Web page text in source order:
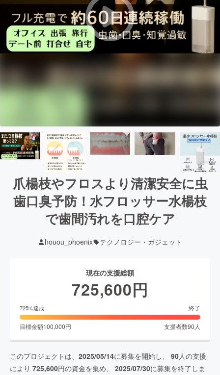
爪楊枝やフロスより清潔安全に虫
歯口臭予防！水フロッサー水楊枝
で歯間汚れを口腔ケア
houou_phoenix テクノロジー・ガジェット
現在の支援総額
725,600円
725%達成 終了
目標金額100,000円 支援者数90 人
このプロジェクトは、 2025/05/14に募集を開始し、 90人の支援
により 725,600円の資金を集め、 2025/07/30に募集を終了しま